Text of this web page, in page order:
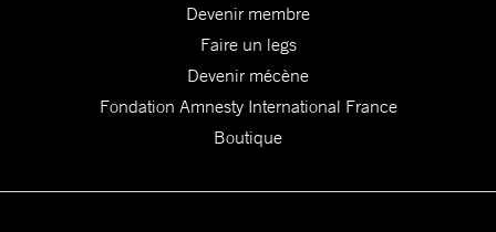
Devenir membre
Faire un legs
Devenir mécène
Fondation Amnesty International France
Boutique